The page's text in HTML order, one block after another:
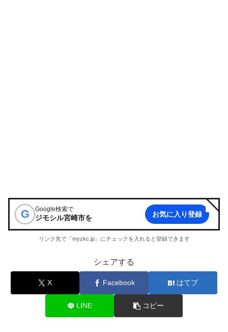
G Google検索で
ジモシル宮崎市を お気に入り登録
リンク先で「myzkc.jp」にチェックを入れると登録できます
シェアする
X Facebook はてブ
LINE コピー